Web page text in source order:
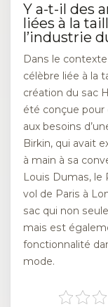
Y a-t-il des
liées à la
l’industrie
Dans le
célèbre liée à la
création du sac
été conçue
aux besoins
Birkin, qui avait
à main à sa
Louis Dumas, le
vol de Paris à
sac qui non
mais est
fonctionnalité
mode.